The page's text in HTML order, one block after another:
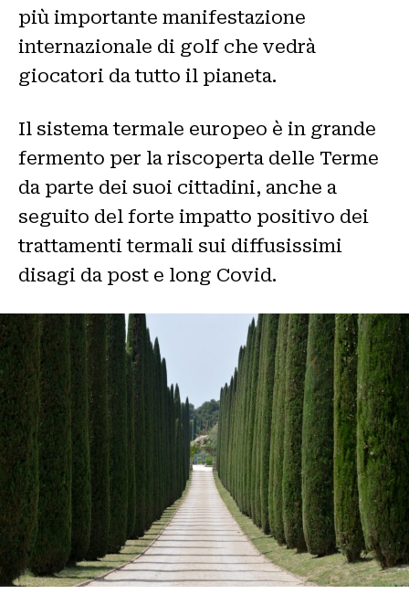
più importante manifestazione
internazionale di golf che vedrà
giocatori da tutto il pianeta.
Il sistema termale europeo è in grande
fermento per la riscoperta delle Terme
da parte dei suoi cittadini, anche a
seguito del forte impatto positivo dei
trattamenti termali sui diffusissimi
disagi da post e long Covid.